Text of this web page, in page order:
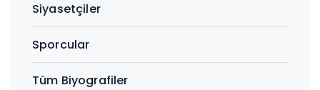
Siyasetçiler
Sporcular
Tüm Biyografiler